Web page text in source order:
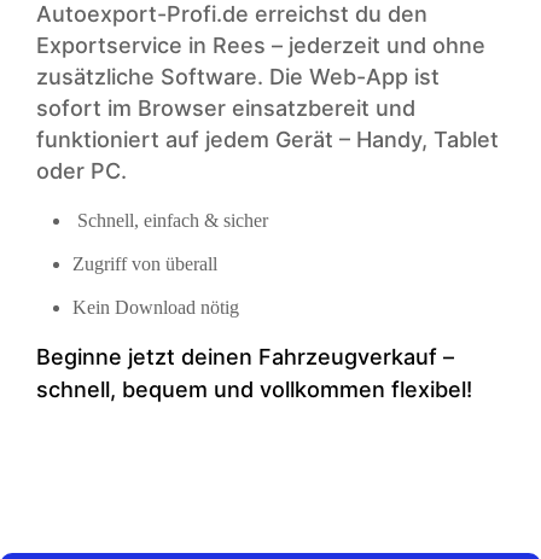
Autoexport-Profi.de erreichst du den
Exportservice in Rees – jederzeit und ohne
zusätzliche Software. Die Web-App ist
sofort im Browser einsatzbereit und
funktioniert auf jedem Gerät – Handy, Tablet
oder PC.
Schnell, einfach & sicher
Zugriff von überall
Kein Download nötig
Beginne jetzt deinen Fahrzeugverkauf –
schnell, bequem und vollkommen flexibel!